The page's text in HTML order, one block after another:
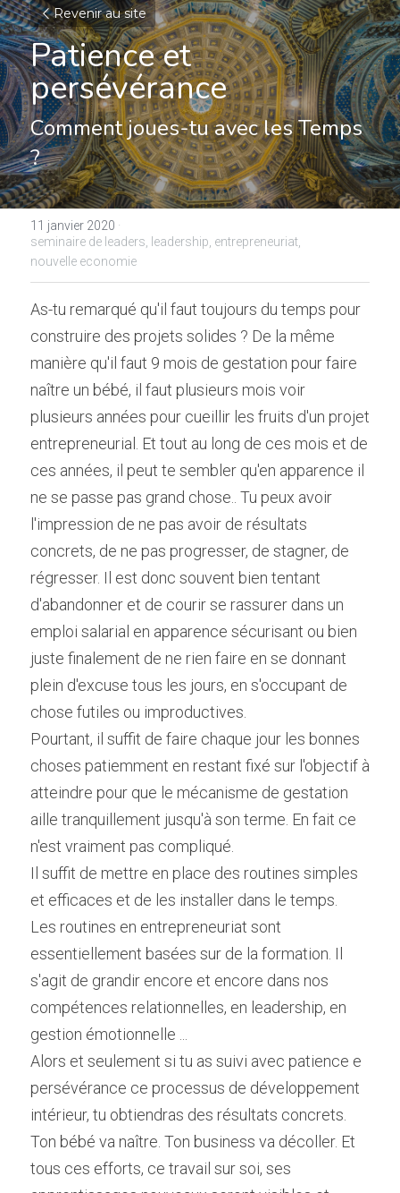
Revenir au site
Patience et
persévérance
Comment joues-tu avec les Temps
?
11 janvier 2020 ·
seminaire de leaders,
leadership, entrepreneuriat,
nouvelle economie
As-tu remarqué qu'il faut toujours du temps pour
construire des projets solides ? De la même
manière qu'il faut 9 mois de gestation pour faire
naître un bébé, il faut plusieurs mois voir
plusieurs années pour cueillir les fruits d'un projet
entrepreneurial. Et tout au long de ces mois et de
ces années, il peut te sembler qu'en apparence il
ne se passe pas grand chose.. Tu peux avoir
l'impression de ne pas avoir de résultats
concrets, de ne pas progresser, de stagner, de
régresser. Il est donc souvent bien tentant
d'abandonner et de courir se rassurer dans un
emploi salarial en apparence sécurisant ou bien
juste finalement de ne rien faire en se donnant
plein d'excuse tous les jours, en s'occupant de
chose futiles ou improductives.
Pourtant, il suffit de faire chaque jour les bonnes
choses patiemment en restant fixé sur l'objectif à
atteindre pour que le mécanisme de gestation
aille tranquillement jusqu'à son terme. En fait ce
n'est vraiment pas compliqué.
Il suffit de mettre en place des routines simples
et efficaces et de les installer dans le temps.
Les routines en entrepreneuriat sont
essentiellement basées sur de la formation. Il
s'agit de grandir encore et encore dans nos
compétences relationnelles, en leadership, en
gestion émotionnelle ...
Alors et seulement si tu as suivi avec patience e
persévérance ce processus de développement
intérieur, tu obtiendras des résultats concrets.
Ton bébé va naître. Ton business va décoller. Et
tous ces efforts, ce travail sur soi, ses